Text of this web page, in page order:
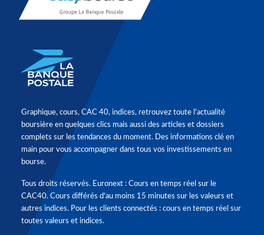
Graphique, cours, CAC 40, indices, retrouvez toute l'actualité
boursière en quelques clics mais aussi des articles et dossiers
complets sur les tendances du moment. Des informations clé en
main pour vous accompagner dans tous vos investissements en
bourse.
Tous droits réservés. Euronext : Cours en temps réel sur le
CAC40. Cours différés d'au moins 15 minutes sur les valeurs et
autres indices. Pour les clients connectés : cours en temps réel sur
toutes valeurs et indices.